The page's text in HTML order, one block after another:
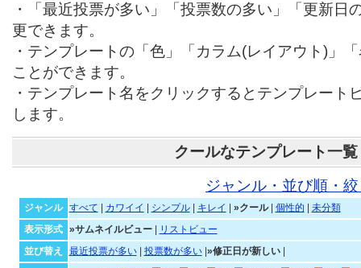
・「最近投票が多い」「投票数の多い」「更新日
更できます。
・テンプレートの「色」「カラム(レイアウト)」
ことができます。
・テンプレート名をクリックするとテンプレート
します。
クールなテンプレート一覧
ジャンル・並び順・
ジャンル すべて カワイイ シンプル| キレイ »クール| 個性的
未分類
表示形式
»サムネイルビュー|
リストビュー
並び替え
最近投票が多い| 投票数が多い| »修正日が新しい|